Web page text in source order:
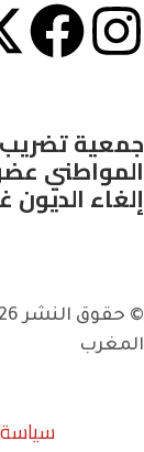
جمعية تضريب
المواطني
إلغاء الديون
المغرب